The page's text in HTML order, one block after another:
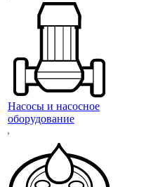
Насосы и насосное
оборудование